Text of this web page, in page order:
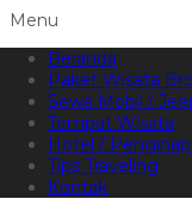
Menu
Beranda
Paket Wisata
Sewa Mobil /
Tempat Wisata
Hotel /
Tips Traveling
Kontak
plakat
di ranu pane